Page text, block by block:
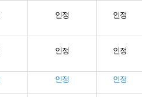
인정 인정
인정 인정
인정 인정